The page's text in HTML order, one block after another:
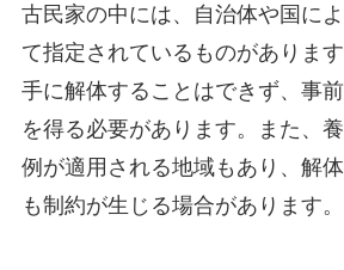
古民家の中には、自治体や国に
て指定されているものがありま
手に解体することはできず、事
を得る必要があります。また、
例が適用される地域もあり、解
も制約が生じる場合があります。